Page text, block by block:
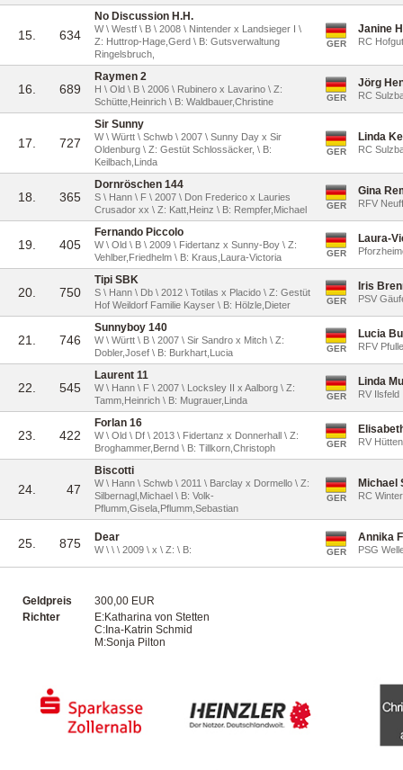
15. 634
No Discussion H.H.
W \ Westf \ B \ 2008 \ Nintender x Landsieger I \
Z: Huttrop-Hage,Gerd \ B: Gutsverwaltung
Ringelsbruch,
GER
Janine
RC
16. 689
Raymen 2
H \ Old \ B \ 2006 \ Rubinero x Lavarino \ Z:
Schütte,Heinrich \ B: Waldbauer,Christine
GER
Jörg
RC
17. 727
Sir Sunny
W \ Württ \ Schwb \ 2007 \ Sunny Day x Sir
Oldenburg \ Z: Gestüt Schlossäcker, \ B:
Keilbach,Linda
GER
Linda
RC
18. 365
Dornröschen 144
S \ Hann \ F \ 2007 \ Don Frederico x Lauries
Crusador xx \ Z: Katt,Heinz \ B: Rempfer,Michael
GER
Gina
RFV
19. 405
Fernando Piccolo
W \ Old \ B \ 2009 \ Fidertanz x Sunny-Boy \ Z:
Vehlber,Friedhelm \ B: Kraus,Laura-Victoria
GER
Laura-
20. 750
Tipi SBK
S \ Hann \ Db \ 2012 \ Totilas x Placido \ Z: Gestüt
Hof Weildorf Familie Kayser \ B: Hölzle,Dieter
GER
Iris
PSV
21. 746
Sunnyboy 140
W \ Württ \ B \ 2007 \ Sir Sandro x Mitch \ Z:
Dobler,Josef \ B: Burkhart,Lucia
GER
Lucia
RFV
22. 545
Laurent 11
W \ Hann \ F \ 2007 \ Locksley II x Aalborg \ Z:
Tamm,Heinrich \ B: Mugrauer,Linda
GER
Linda
RV Ilsfeld
23. 422
Forlan 16
W \ Old \ Df \ 2013 \ Fidertanz x Donnerhall \ Z:
Broghammer,Bernd \ B: Tillkorn,Christoph
GER RV
24. 47
Biscotti
W \ Hann \ Schwb \ 2011 \ Barclay x Dormello \ Z:
Silbernagl,Michael \ B: Volk-
Pflumm,Gisela,Pflumm,Sebastian
GER
Michael
RC
25. 875 Dear
W \ \ \ 2009 \ x \ Z: \ B: GER
Annika
PSG
Geldpreis
300,00 EUR
Richter
E:Katharina von Stetten
C:Ina-Katrin Schmid
M:Sonja Pilton